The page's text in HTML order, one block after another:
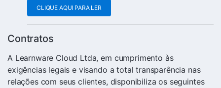
CLIQUE AQUI PARA LER
Contratos
A Learnware Cloud Ltda, em cumprimento às
exigências legais e visando a total transparência nas
relações com seus clientes, disponibiliza os seguintes